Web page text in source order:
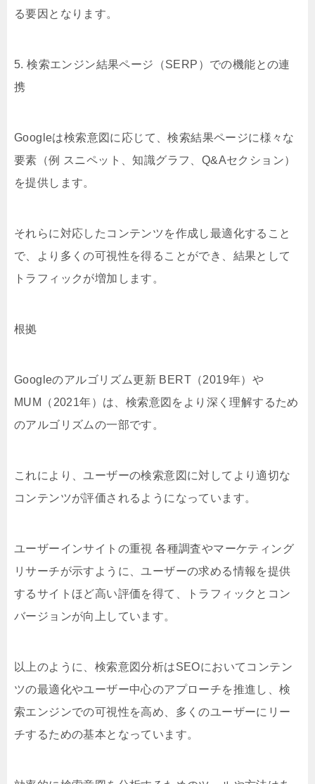
る要因となります。
5. 検索エンジン結果ページ（SERP）での機能との連
携
Googleは検索意図に応じて、検索結果ページに様々な
要素（例 スニペット、知識グラフ、Q&Aセクション）
を提供します。
それらに対応したコンテンツを作成し最適化すること
で、より多くの可視性を得ることができ、結果として
トラフィックが増加します。
根拠
Googleのアルゴリズム更新 BERT（2019年）や
MUM（2021年）は、検索意図をより深く理解するため
のアルゴリズムの一部です。
これにより、ユーザーの検索意図に対してより適切な
コンテンツが評価されるようになっています。
ユーザーインサイトの重視 各種調査やマーケティング
リサーチが示すように、ユーザーの求める情報を提供
するサイトほど高い評価を得て、トラフィックとコン
バージョンが向上しています。
以上のように、検索意図分析はSEOにおいてコンテン
ツの最適化やユーザー中心のアプローチを推進し、検
索エンジンでの可視性を高め、多くのユーザーにリー
チするための基本となっています。